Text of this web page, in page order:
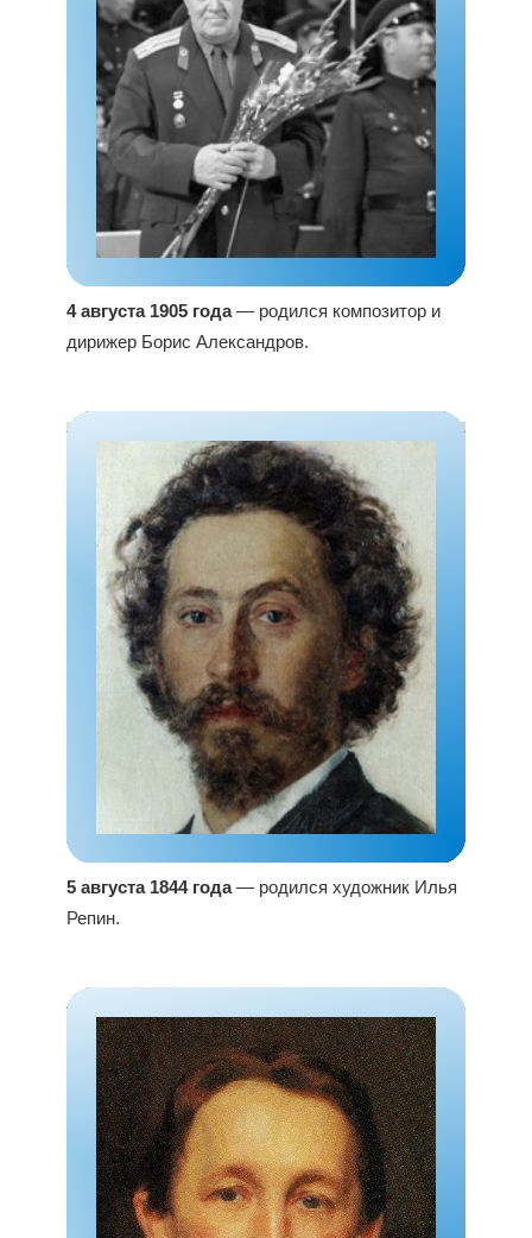
4 августа 1905 года— родился композитор и
дирижер Борис Александров.
5 августа 1844 года— родился художник Илья
Репин.